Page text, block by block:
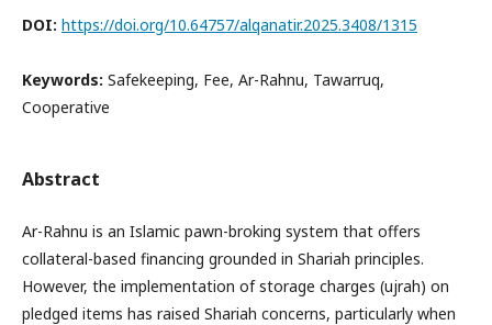
DOI: https://doi.org/10.64757/alqanatir.2025.3408/1315
Keywords: Safekeeping, Fee, Ar-Rahnu, Tawarruq,
Cooperative
Abstract
Ar-Rahnu is an Islamic pawn-broking system that offers
collateral-based financing grounded in Shariah principles.
However, the implementation of storage charges (ujrah) on
pledged items has raised Shariah concerns, particularly when